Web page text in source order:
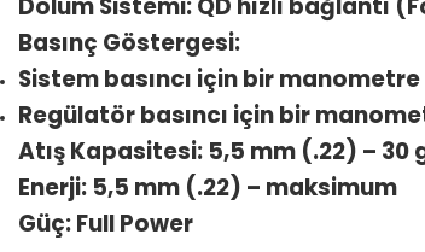
Dolum Sistemi: QD hızlı bağlantı
Basınç Göstergesi:
Sistem basıncı için bir manometre
Regülatör basıncı için bir
Atış Kapasitesi: 5,5 mm (.22) – 30
Enerji: 5,5 mm (.22) – maksimum
Güç: Full Power